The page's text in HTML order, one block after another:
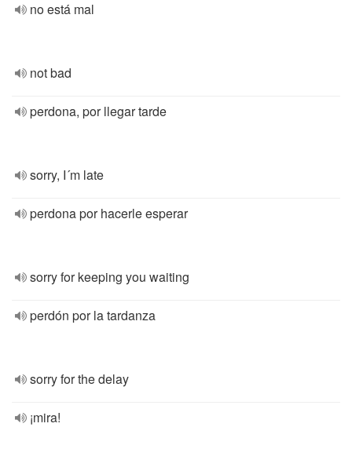
no está mal
not bad
perdona, por llegar tarde
sorry, I´m late
perdona por hacerle esperar
sorry for keeping you waiting
perdón por la tardanza
sorry for the delay
¡mira!